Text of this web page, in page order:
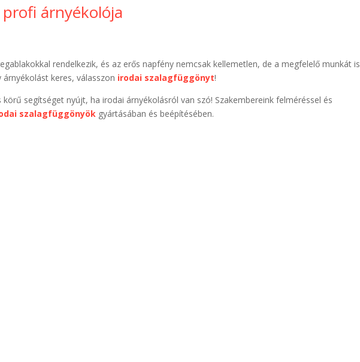
árnyékolója
rendelkezik, és az erős napfény nemcsak kellemetlen, de a megfelelő munkát is
keres, válasszon irodai szalagfüggönyt!
segítséget nyújt, ha irodai árnyékolásról van szó! Szakembereink felméréssel és
szalagfüggönyök gyártásában és beépítésében.